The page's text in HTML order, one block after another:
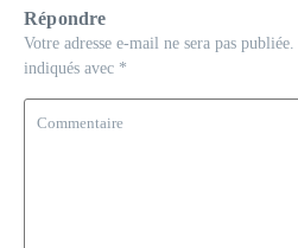
Répondre
Votre adresse e-mail ne sera pas publiée.
indiqués avec *